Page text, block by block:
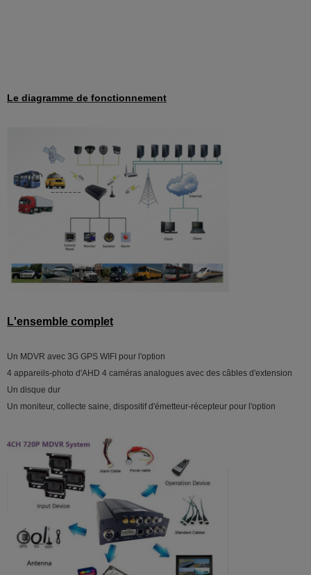
Le diagramme de fonctionnement
L'ensemble complet
Un MDVR avec 3G GPS WIFI pour l'option
4 appareils-photo d'AHD 4 caméras analogues avec des câbles d'extension
Un disque dur
Un moniteur, collecte saine, dispositif d'émetteur-récepteur pour l'option